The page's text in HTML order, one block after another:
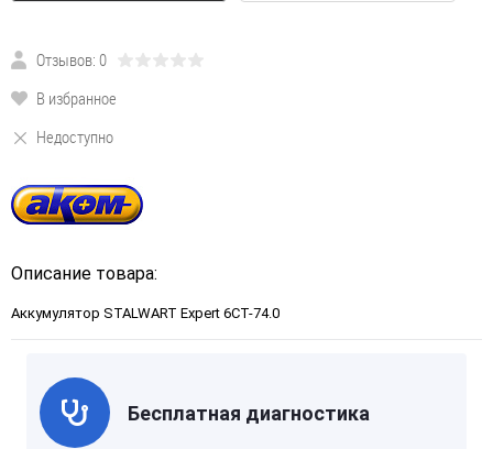
Отзывов: 0
В избранное
Недоступно
Описание товара:
Аккумулятор STALWART Expert 6СТ-74.0
Бесплатная диагностика